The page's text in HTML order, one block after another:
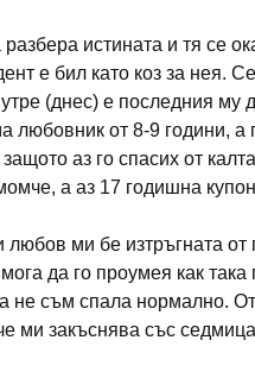
истината и тя се
е бил като коз за нея.
(днес) е последния му
любовник от 8-9 години, а
аз го спасих от
а аз 17 годишна
ми бе изтръгната от
да го проумея как така
не съм спала нормално.
ми закъснява със